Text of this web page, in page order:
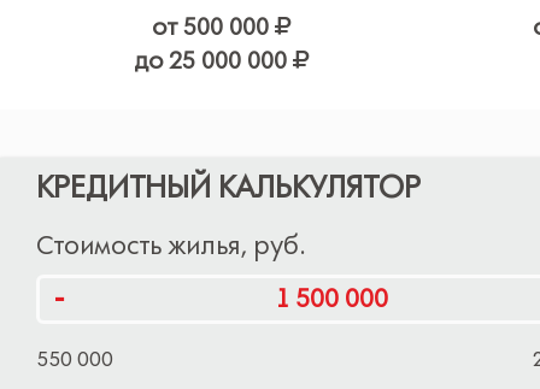
от 500 000
до 25 000 000
КРЕДИТНЫЙ КАЛЬКУЛЯТОР
Стоимость жилья, руб.
-
550 000